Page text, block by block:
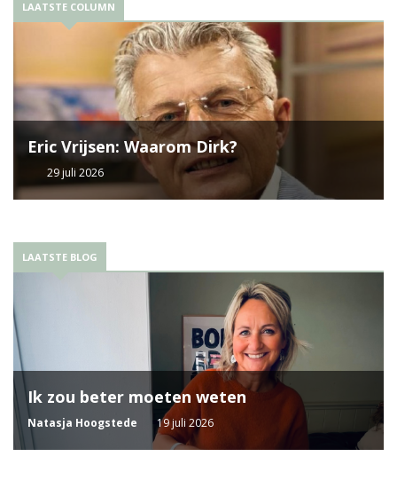
LAATSTE COLUMN
Eric Vrijsen: Waarom Dirk?
29 juli 2026
LAATSTE BLOG
Ik zou beter moeten weten
Natasja Hoogstede 19 juli 2026